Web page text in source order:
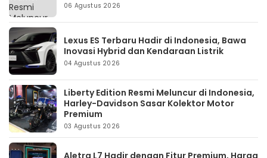
06 Agustus 2026
Lexus ES Terbaru Hadir di Indonesia, Bawa
Inovasi Hybrid dan Kendaraan Listrik
04 Agustus 2026
Liberty Edition Resmi Meluncur di Indonesia,
Harley-Davidson Sasar Kolektor Motor
Premium
03 Agustus 2026
Aletra L7 Hadir dengan Fitur Premium, Harga